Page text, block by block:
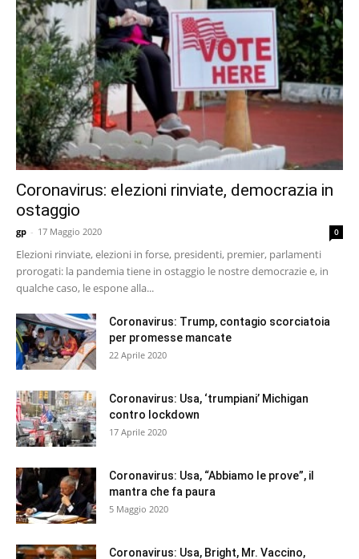
Coronavirus: elezioni rinviate, democrazia in
ostaggio
gp - 17 Maggio 2020 0
Elezioni rinviate, elezioni in forse, presidenti, premier, parlamenti
prorogati: la pandemia tiene in ostaggio le nostre democrazie e, in
qualche caso, le espone alla...
Coronavirus: Trump, contagio scorciatoia
per promesse mancate
22 Aprile 2020
Coronavirus: Usa, ‘trumpiani’ Michigan
contro lockdown
17 Aprile 2020
Coronavirus: Usa, “Abbiamo le prove”, il
mantra che fa paura
5 Maggio 2020
Coronavirus: Usa, Bright, Mr. Vaccino,